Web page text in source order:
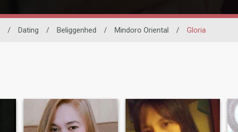
/ Dating / Beliggenhed / Mindoro Oriental / Gloria